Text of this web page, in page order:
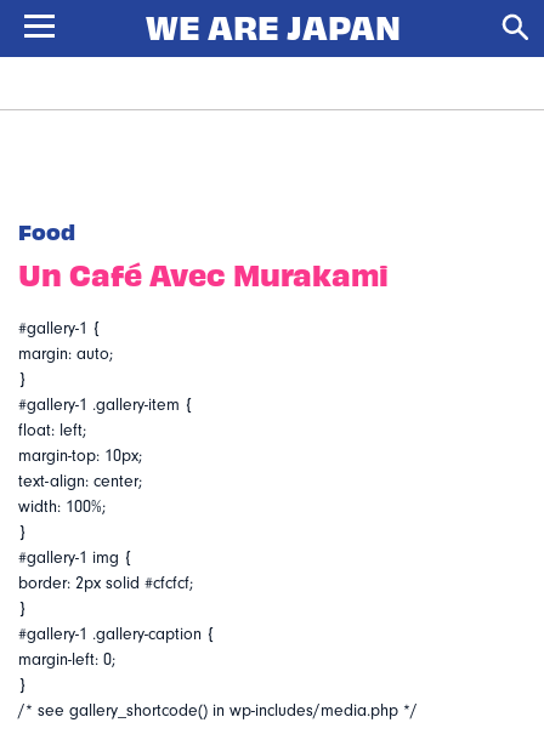
Food
Un Café Avec Murakami
#gallery-1 {
margin: auto;
}
#gallery-1 .gallery-item {
float: left;
margin-top: 10px;
text-align: center;
width: 100%;
}
#gallery-1 img {
border: 2px solid #cfcfcf;
}
#gallery-1 .gallery-caption {
margin-left: 0;
}
/* see gallery_shortcode() in wp-includes/media.php */